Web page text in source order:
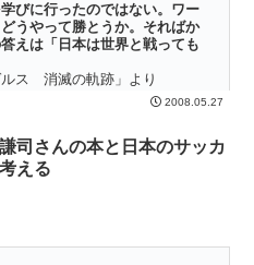
びに行ったのではない。ワー
うやって勝とうか。そればか
えは「日本は世界と戦っても
ス 消滅の軌跡」より
りもいいし、語り口もスマート
と山口の対談が掲載され、中田英
について話している姿があっ
2008.05.27
司さんの本と日本のサッカ
える